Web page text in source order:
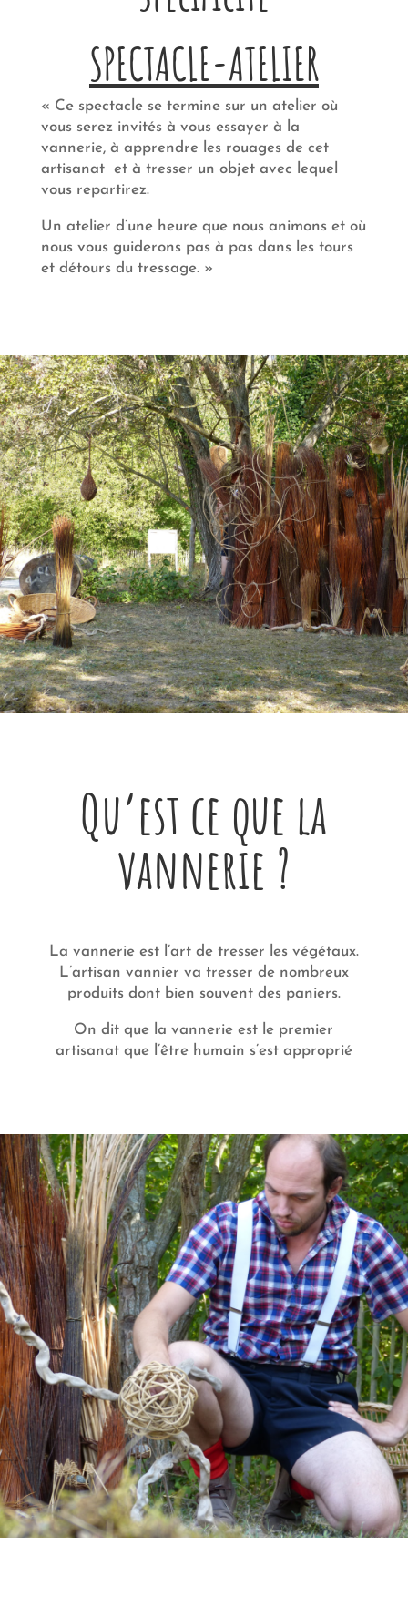
SPECTACLE-ATELIER
« Ce spectacle se termine sur un atelier où
vous serez invités à vous essayer à la
vannerie, à apprendre les rouages de cet
artisanat et à tresser un objet avec lequel
vous repartirez.
Un atelier d’une heure que nous animons et où
nous vous guiderons pas à pas dans les tours
et détours du tressage. »
Qu’est ce que la
vannerie ?
La vannerie est l’art de tresser les végétaux.
L’artisan vannier va tresser de nombreux
produits dont bien souvent des paniers.
On dit que la vannerie est le premier
artisanat que l’être humain s’est approprié